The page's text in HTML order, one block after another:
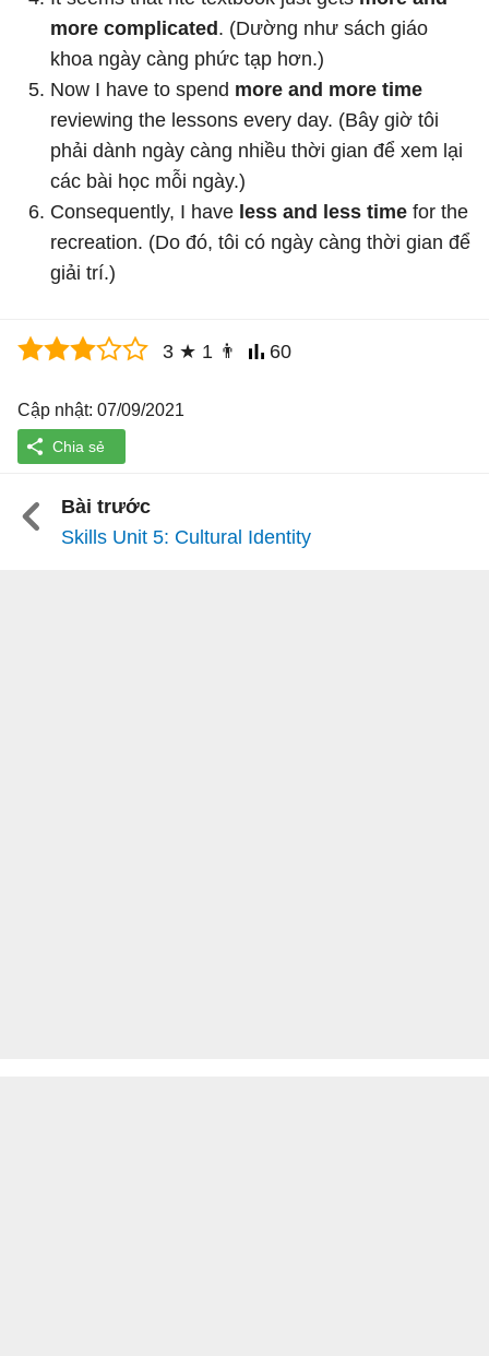
more complicated. (Dường như sách giáo
khoa ngày càng phức tạp hơn.)
Now I have to spend more and more time
reviewing the lessons every day. (Bây giờ tôi
phải dành ngày càng nhiều thời gian để xem lại
các bài học mỗi ngày.)
Consequently, I have less and less time for the
recreation. (Do đó, tôi có ngày càng thời gian để
giải trí.)
3 ★ 1 👨 60
Cập nhật: 07/09/2021
Bài trước
Skills Unit 5: Cultural Identity